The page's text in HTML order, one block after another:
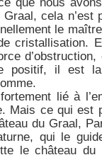
Graal, cela n’est
le
cristallisation.
positif, il est
lié à
Mais ce qui est
du Graal,
qui le
le château